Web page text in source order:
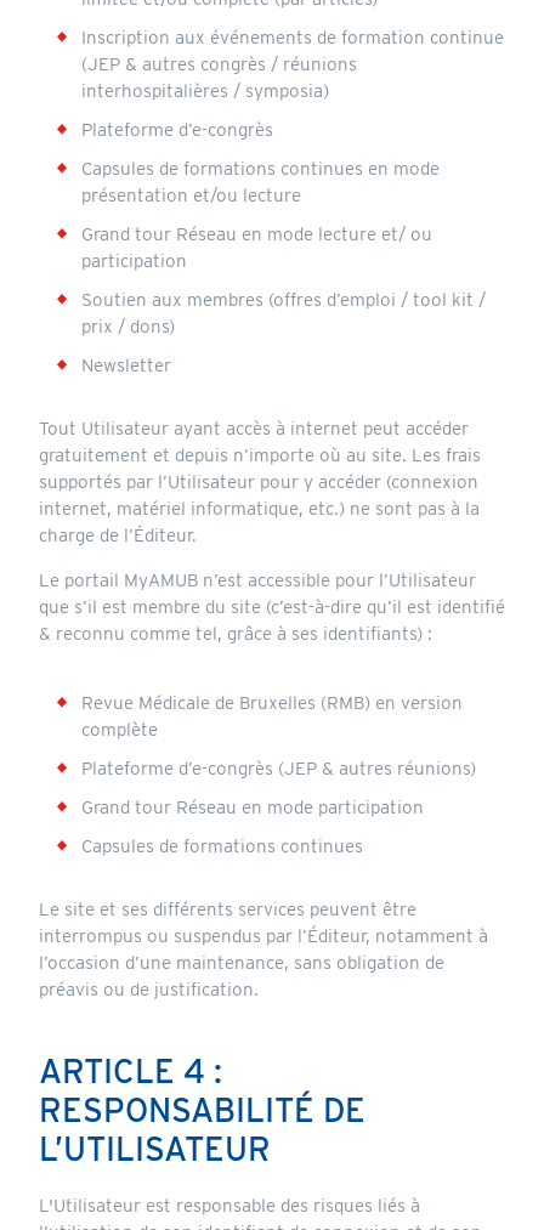
Inscription aux événements de formation continue
(JEP & autres congrès / réunions
interhospitalières / symposia)
Plateforme d’e-congrès
Capsules de formations continues en mode
présentation et/ou lecture
Grand tour Réseau en mode lecture et/ ou
participation
Soutien aux membres (offres d’emploi / tool kit /
prix / dons)
Newsletter
Tout Utilisateur ayant accès à internet peut accéder
gratuitement et depuis n’importe où au site. Les frais
supportés par l’Utilisateur pour y accéder (connexion
internet, matériel informatique, etc.) ne sont pas à la
charge de l’Éditeur.
Le portail MyAMUB n’est accessible pour l’Utilisateur
que s’il est membre du site (c’est-à-dire qu’il est identifié
& reconnu comme tel, grâce à ses identifiants) :
Revue Médicale de Bruxelles (RMB) en version
complète
Plateforme d’e-congrès (JEP & autres réunions)
Grand tour Réseau en mode participation
Capsules de formations continues
Le site et ses différents services peuvent être
interrompus ou suspendus par l’Éditeur, notamment à
l’occasion d’une maintenance, sans obligation de
préavis ou de justification.
ARTICLE 4 :
RESPONSABILITÉ DE
L’UTILISATEUR
L'Utilisateur est responsable des risques liés à